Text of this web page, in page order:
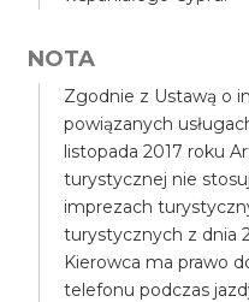
NOTA
Zgodnie z Ustawą o
powiązanych
listopada 2017 roku
turystycznej nie
imprezach
turystycznych z dnia
Kierowca ma prawo
telefonu podczas